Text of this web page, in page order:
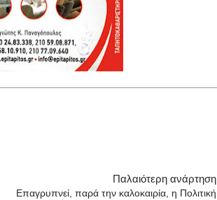
Παλαιότερη ανάρτηση
Επαγρυπνεί, παρά την καλοκαιρία, η Πολιτική